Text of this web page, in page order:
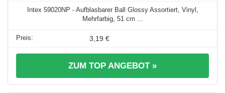
Intex 59020NP - Aufblasbarer Ball Glossy Assortiert, Vinyl,
Mehrfarbig, 51 cm ...
3,19 €
ZUM TOP ANGEBOT »